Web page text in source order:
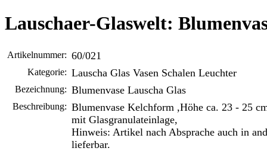
Lauschaer-Glaswelt:
Artikelnummer: 60/021
Kategorie: Lauscha Glas Vasen Schalen Leuchter
Bezeichnung: Blumenvase Lauscha Glas
Beschreibung: Blumenvase Kelchform ,Höhe ca. 23 - 25
mit Glasgranulateinlage,
Hinweis: Artikel nach Absprache auch in
lieferbar.